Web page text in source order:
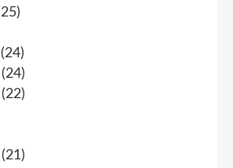
(24)
(24)
(22)
(21)